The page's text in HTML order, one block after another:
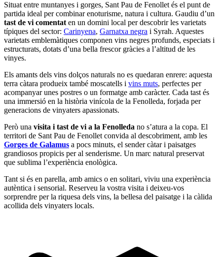
Situat entre muntanyes i gorges, Sant Pau de Fenollet és el punt de
partida ideal per combinar enoturisme, natura i cultura. Gaudiu d’un
tast de vi comentaten un domini local per descobrir les varietats
típiques del sector: Carinyena, Garnatxa negra i Syrah. Aquestes
varietats emblemàtiques componen vins negres profunds, especiats i
estructurats, dotats d’una bella frescor gràcies a l’altitud de les
vinyes.
Els amants dels vins dolços naturals no es quedaran enrere: aquesta
terra càtara produeix també moscatells i vins muts, perfectes per
acompanyar unes postres o un formatge amb caràcter. Cada tast és
una immersió en la història vinícola de la Fenolleda, forjada per
generacions de vinyaters apassionats.
Però una visita i tast de vi a la Fenolleda no s’atura a la copa. El
territori de Sant Pau de Fenollet convida al descobriment, amb les
Gorges de Galamus a pocs minuts, el sender càtar i paisatges
grandiosos propicis per al senderisme. Un marc natural preservat
que sublima l’experiència enològica.
Tant si és en parella, amb amics o en solitari, viviu una experiència
autèntica i sensorial. Reserveu la vostra visita i deixeu-vos
sorprendre per la riquesa dels vins, la bellesa del paisatge i la càlida
acollida dels vinyaters locals.